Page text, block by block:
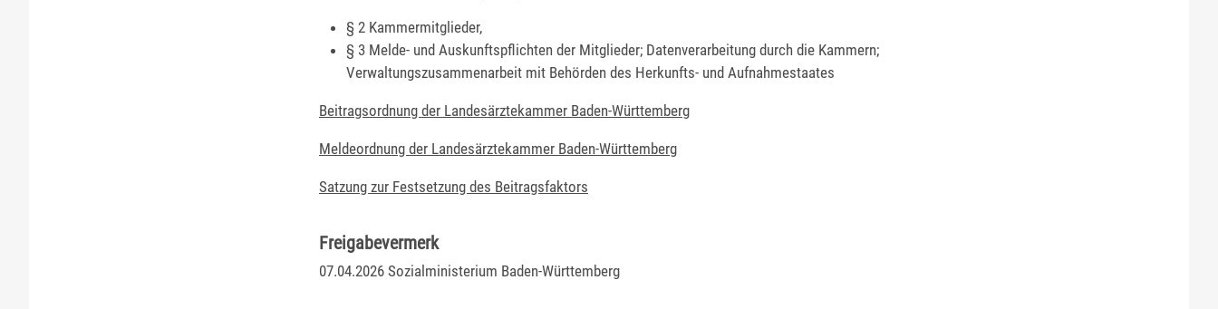
§ 2 Kammermitglieder,
§ 3 Melde- und Auskunftspflichten der Mitglieder; Datenverarbeitung durch die Kammern;
Verwaltungszusammenarbeit mit Behörden des Herkunfts- und Aufnahmestaates
Beitragsordnung der Landesärztekammer Baden-Württemberg
Meldeordnung der Landesärztekammer Baden-Württemberg
Satzung zur Festsetzung des Beitragsfaktors
Freigabevermerk
07.04.2026 Sozialministerium Baden-Württemberg